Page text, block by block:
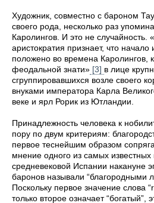
Художник, совместно с бароном
своего рода, несколько раз
Каролингов. И это не случайность.
аристократия признает, что
положено во времена Каролингов,
феодальной знати» [3] в лице
сгруппировавшихся возле своего
внуками императора Карла
веке и ярл Рорик из Ютландии.
Принадлежность человека к
пору по двум критериям:
первое теснейшим образом
мнение одного из самых
средневековой Испании накануне
баронов называли “благородными
Поскольку первое значение слова
только второе означает “богатый”,